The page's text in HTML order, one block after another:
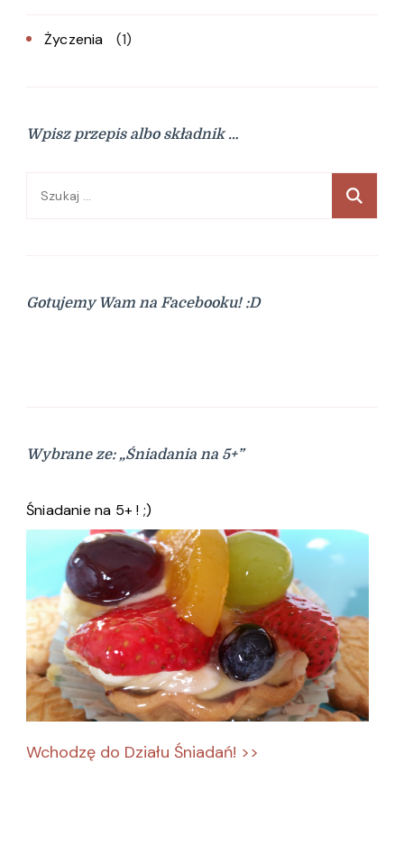
Życzenia (1)
Wpisz przepis albo składnik …
Szukaj:
Gotujemy Wam na Facebooku! :D
Wybrane ze: „Śniadania na 5+”
Śniadanie na 5+ ! ;)
Wchodzę do Działu Śniadań! >>